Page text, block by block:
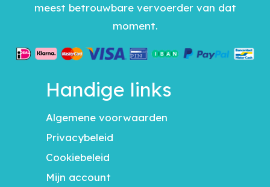
meest betrouwbare vervoerder van dat
moment.
Handige links
Algemene voorwaarden
Privacybeleid
Cookiebeleid
Mijn account